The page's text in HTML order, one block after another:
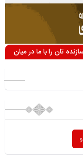
تان را با ما در میان